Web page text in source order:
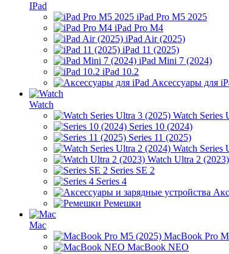
IPad
iPad Pro M5 2025
iPad Pro M4
iPad Air (2025)
iPad 11 (2025)
iPad Mini 7 (2024)
iPad 10.2
Аксессуары для
Watch
Watch Series
Series 10 (2024)
Series 11 (2025)
Watch Series
Watch Ultra 2 (2023)
Series SE 2
Series 4
Ремешки
Mac
MacBook Pro
MacBook NEO